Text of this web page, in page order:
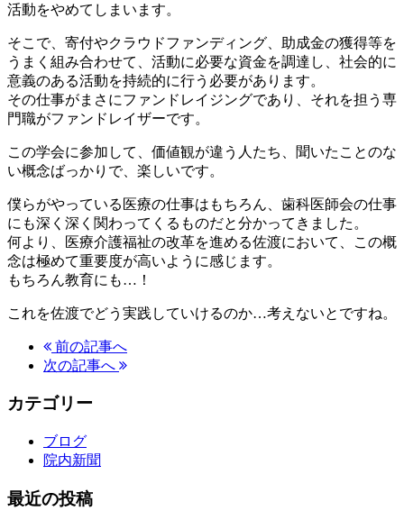
活動をやめてしまいます。
そこで、寄付やクラウドファンディング、助成金の獲得等を
うまく組み合わせて、活動に必要な資金を調達し、社会的に
意義のある活動を持続的に行う必要があります。
その仕事がまさにファンドレイジングであり、それを担う専
門職がファンドレイザーです。
この学会に参加して、価値観が違う人たち、聞いたことのな
い概念ばっかりで、楽しいです。
僕らがやっている医療の仕事はもちろん、歯科医師会の仕事
にも深く深く関わってくるものだと分かってきました。
何より、医療介護福祉の改革を進める佐渡において、この概
念は極めて重要度が高いように感じます。
もちろん教育にも…！
これを佐渡でどう実践していけるのか…考えないとですね。
前の記事へ
次の記事へ
カテゴリー
ブログ
院内新聞
最近の投稿